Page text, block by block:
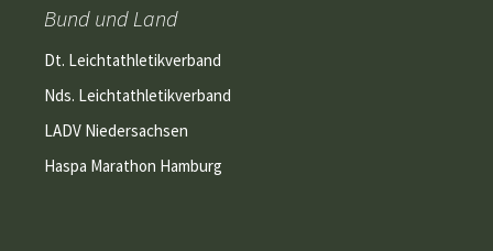
Bund und Land
Dt. Leichtathletikverband
Nds. Leichtathletikverband
LADV Niedersachsen
Haspa Marathon Hamburg